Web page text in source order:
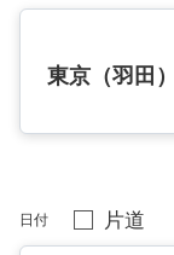
東京（羽田
日付 片道